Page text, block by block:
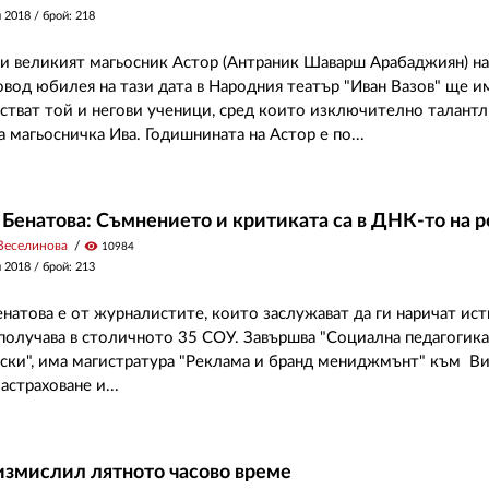
2018 / брой: 218
великият магьосник Астор (Антраник Шаварш Арабаджиян)
юбилея на тази дата в Народния театър "Иван Вазов" ще
той и негови ученици, сред които изключително
магьосничка Ива. Годишнината на Астор е по...
Съмнението и критиката са в ДНК-то на
visibility 10984
2018 / брой: 213
е от журналистите, които заслужават да ги наричат
в столичното 35 СОУ. Завършва "Социална
има магистратура "Реклама и бранд мениджмънт" към
и...
лятното часово време